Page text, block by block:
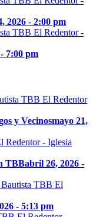
2026 - 2:00 pm
7:00 pm
y Vecinosmayo 21,
TBBabril 26, 2026 -
- 5:13 pm